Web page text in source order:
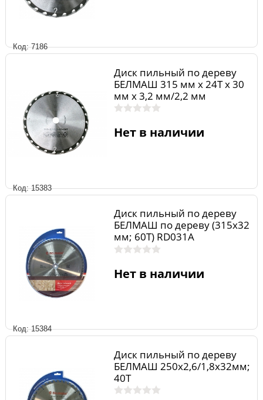
Код: 7186
Код: 15383
Диск пильный по дереву
БЕЛМАШ 315 мм х 24Т х 30
мм х 3,2 мм/2,2 мм
Нет в наличии
Код: 15384
Диск пильный по дереву
БЕЛМАШ по дереву (315х32
мм; 60Т) RD031A
Нет в наличии
Диск пильный по дереву
БЕЛМАШ 250х2,6/1,8х32мм;
40Т